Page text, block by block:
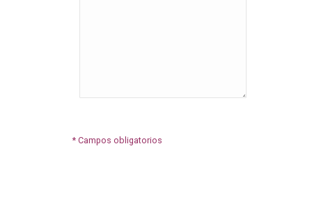
* Campos obligatorios